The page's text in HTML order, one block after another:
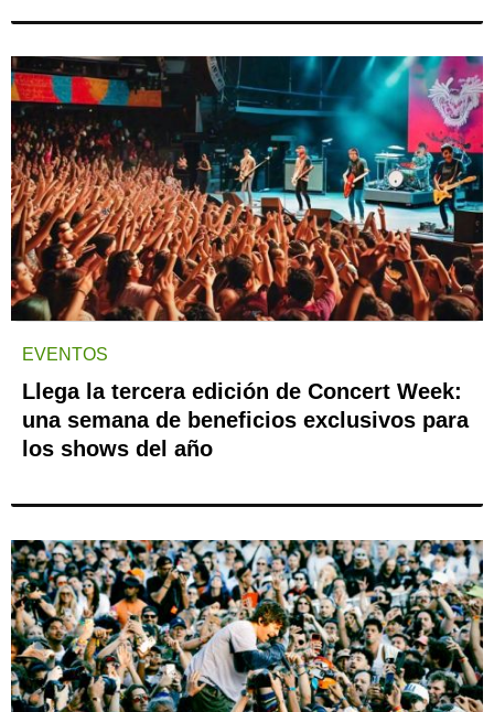
EVENTOS
Llega la tercera edición de Concert Week:
una semana de beneficios exclusivos para
los shows del año